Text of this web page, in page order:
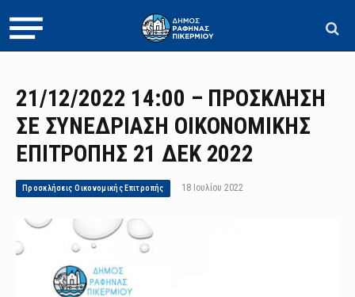
21/12/2022 14:00 – ΠΡΟΣΚΛΗΣΗ
ΣΕ ΣΥΝΕΔΡΙΑΣΗ ΟΙΚΟΝΟΜΙΚΗΣ
ΕΠΙΤΡΟΠΗΣ 21 ΔΕΚ 2022
Προσκλήσεις Οικονομικής Επιτροπής 18 Ιουλίου 2022